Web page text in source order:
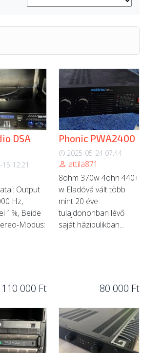
DSA
12:21
Output
Hz,
1%, Beide
Modus:
110 000 Ft
Phonic PWA2400
2025-05-24 07:44
attila871
8ohm 370w 4ohn 440+
w Eladóvá vált több
mint 20 éve
tulajdononban lévő
saját házibulikban...
80 000 Ft